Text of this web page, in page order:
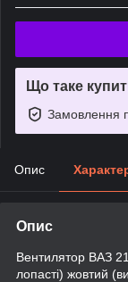
Що таке
Замовлення
Опис
Опис
Вентилятор ВАЗ
лопасті) жовтий